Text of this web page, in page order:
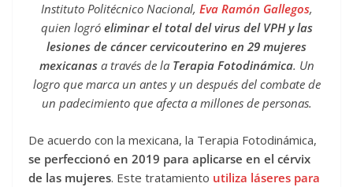
Instituto Politécnico Nacional, Eva Ramón Gallegos,
quien logró eliminar el total del virus del VPH y las
lesiones de cáncer cervicouterino en 29 mujeres
mexicanasa través de la Terapia Fotodinámica. Un
logro que marca un antes y un después del combate de
un padecimiento que afecta a millones de personas.
De acuerdo con la mexicana, la Terapia Fotodinámica,
se perfeccionó en 2019 para aplicarse en el cérvix
de las mujeres. Este tratamiento utiliza láseres para